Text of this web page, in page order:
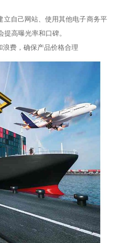
立自己网站、使用其他电子商务平
高曝光率和口碑。
费，确保产品价格合理